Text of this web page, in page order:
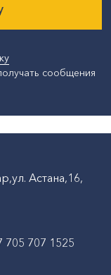
сообщения
Астана,16,
705 707 1525